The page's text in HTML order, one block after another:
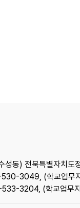
동) 전북특별자치도
3049, (학교업
3204, (학교업무